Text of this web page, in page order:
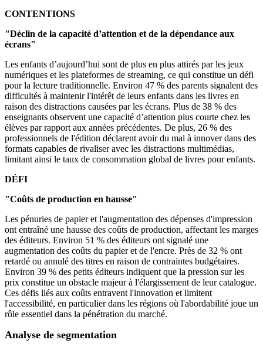
CONTENTIONS
"Déclin de la capacité d’attention et de la dépendance aux
écrans"
Les enfants d’aujourd’hui sont de plus en plus attirés par les jeux
numériques et les plateformes de streaming, ce qui constitue un défi
pour la lecture traditionnelle. Environ 47 % des parents signalent des
difficultés à maintenir l'intérêt de leurs enfants dans les livres en
raison des distractions causées par les écrans. Plus de 38 % des
enseignants observent une capacité d’attention plus courte chez les
élèves par rapport aux années précédentes. De plus, 26 % des
professionnels de l'édition déclarent avoir du mal à innover dans des
formats capables de rivaliser avec les distractions multimédias,
limitant ainsi le taux de consommation global de livres pour enfants.
DÉFI
"Coûts de production en hausse"
Les pénuries de papier et l'augmentation des dépenses d'impression
ont entraîné une hausse des coûts de production, affectant les marges
des éditeurs. Environ 51 % des éditeurs ont signalé une
augmentation des coûts du papier et de l'encre. Près de 32 % ont
retardé ou annulé des titres en raison de contraintes budgétaires.
Environ 39 % des petits éditeurs indiquent que la pression sur les
prix constitue un obstacle majeur à l'élargissement de leur catalogue.
Ces défis liés aux coûts entravent l'innovation et limitent
l'accessibilité, en particulier dans les régions où l'abordabilité joue un
rôle essentiel dans la pénétration du marché.
Analyse de segmentation